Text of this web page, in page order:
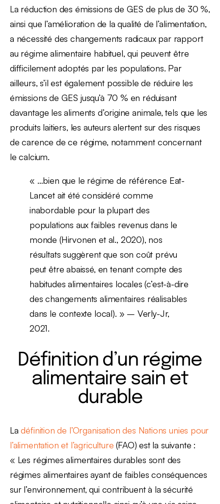
La réduction des émissions de GES de plus de 30 %,
ainsi que l’amélioration de la qualité de l’alimentation,
a nécessité des changements radicaux par rapport
au régime alimentaire habituel, qui peuvent être
difficilement adoptés par les populations. Par
ailleurs, s’il est également possible de réduire les
émissions de GES jusqu’à 70 % en réduisant
davantage les aliments d’origine animale, tels que les
produits laitiers, les auteurs alertent sur des risques
de carence de ce régime, notamment concernant
le calcium.
« …bien que le régime de référence Eat-
Lancet ait été considéré comme
inabordable pour la plupart des
populations aux faibles revenus dans le
monde (Hirvonen et al., 2020), nos
résultats suggèrent que son coût prévu
peut être abaissé, en tenant compte des
habitudes alimentaires locales (c’est-à-dire
des changements alimentaires réalisables
dans le contexte local). » – Verly-Jr,
2021.
Définition d’un régime
alimentaire sain et
durable
Ladéfinition de l’Organisation des Nations unies pour
l’alimentation et l’agriculture (FAO) est la suivante :
« Les régimes alimentaires durables sont des
régimes alimentaires ayant de faibles conséquences
sur l’environnement, qui contribuent à la sécurité